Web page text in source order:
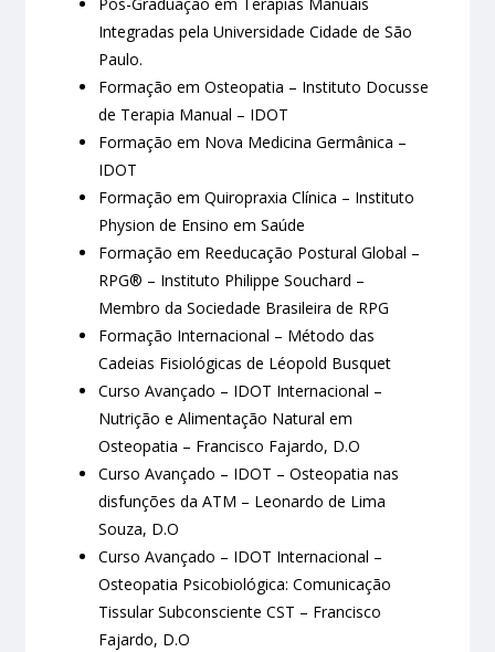
Integradas pela Universidade Cidade de São
Paulo.
Formação em Osteopatia – Instituto Docusse
de Terapia Manual – IDOT
Formação em Nova Medicina Germânica –
IDOT
Formação em Quiropraxia Clínica – Instituto
Physion de Ensino em Saúde
Formação em Reeducação Postural Global –
RPG® – Instituto Philippe Souchard –
Membro da Sociedade Brasileira de RPG
Formação Internacional – Método das
Cadeias Fisiológicas de Léopold Busquet
Curso Avançado – IDOT Internacional –
Nutrição e Alimentação Natural em
Osteopatia – Francisco Fajardo, D.O
Curso Avançado – IDOT – Osteopatia nas
disfunções da ATM – Leonardo de Lima
Souza, D.O
Curso Avançado – IDOT Internacional –
Osteopatia Psicobiológica: Comunicação
Tissular Subconsciente CST – Francisco
Fajardo, D.O